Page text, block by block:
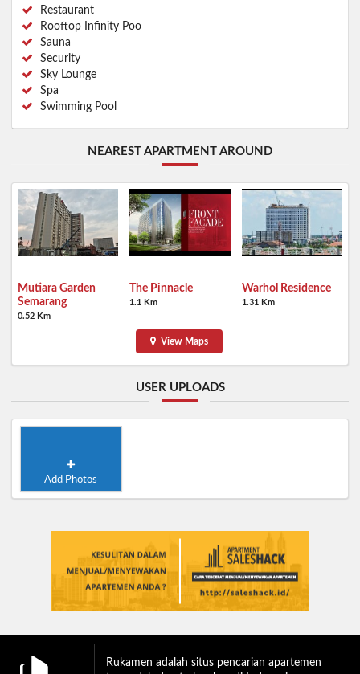
Restaurant
Rooftop Infinity Poo
Sauna
Security
Sky Lounge
Spa
Swimming Pool
NEAREST APARTMENT AROUND
Mutiara Garden
Semarang
0.52 Km
The Pinnacle
1.1 Km
Warhol Residence
1.31 Km
View Maps
USER UPLOADS
Add Photos
Rukamen adalah situs pencarian apartemen